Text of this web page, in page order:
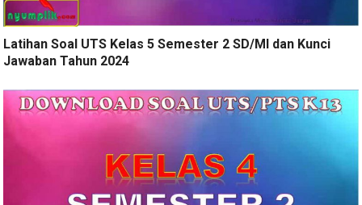
Latihan Soal UTS Kelas 5 Semester 2 SD/MI dan Kunci
Jawaban Tahun 2024